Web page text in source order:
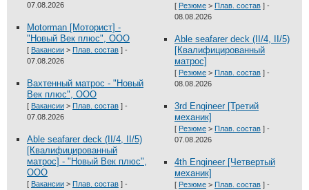
07.08.2026
Motorman [Моторист] -
"Новый Век плюс", ООО
[ Вакансии > Плав. состав ] -
07.08.2026
Вахтенный матрос - "Новый
Век плюс", ООО
[ Вакансии > Плав. состав ] -
07.08.2026
Able seafarer deck (II/4, II/5)
[Квалифицированный
матрос] - "Новый Век плюс",
ООО
[ Вакансии > Плав. состав ] -
[ Резюме > Плав. состав ] -
08.08.2026
Able seafarer deck (II/4, II/5)
[Квалифицированный
матрос]
[ Резюме > Плав. состав ] -
08.08.2026
3rd Engineer [Третий
механик]
[ Резюме > Плав. состав ] -
07.08.2026
4th Engineer [Четвертый
механик]
[ Резюме > Плав. состав ] -